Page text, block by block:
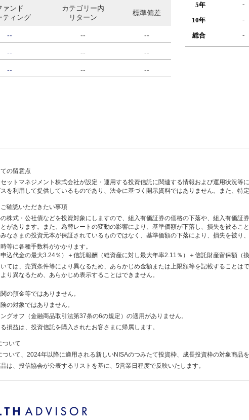
ァンド
ティング
カテゴリー内
リターン
標準偏差
-- -- --
-- -- --
-- -- --
5年
10年
総合
-
-
-
の留意点
ットマネジメント株式会社が設定・運用する投資信託に関連する情報および運用状況等
を利用して提供しているものであり、法令に基づく開示資料ではありません。また、特
確認いただきたい事項
株式・公社債などを投資対象にしますので、組入有価証券の価格の下落や、組入有価証
があります。また、為替レートの変動の影響により、基準価額が下落し、損失を被ること
なさまの投資元本が保証されているものではなく、基準価額の下落により、損失を被り
等に各種手数料がかかります。
申込代金の最大3.24％）＋信託報酬（総資産に対し最大年率2.11％）＋信託財産留保額（
ては、売買条件等により異なるため、あらかじめ金額または上限額等を記載することは
り異なるため、あらかじめ表示することはできません。
の預金等ではありません。
の対象ではありません。
グオフ（金融商品取引法第37条の6の規定）の適用がありません。
損益は、投資信託を購入されたお客さまに帰属します。
ついて
ついて、2024年以降に適用される新しいNISAのつみたて投資枠、成長投資枠の対象商品を
は、投信協会が公表するリストを基に、5営業日程度で反映いたします。